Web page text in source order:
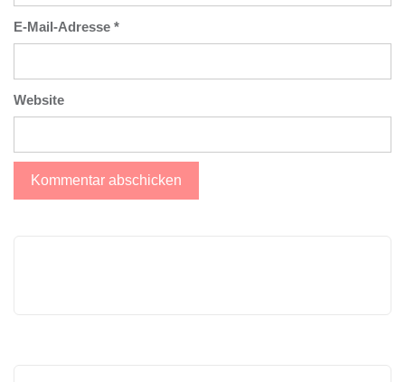
E-Mail-Adresse *
Website